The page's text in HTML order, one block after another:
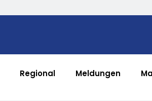
Regional Meldungen